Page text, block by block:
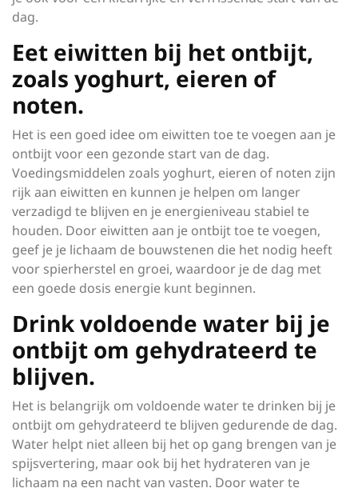
dag.
Eet eiwitten bij het ontbijt,
zoals yoghurt, eieren of
noten.
Het is een goed idee om eiwitten toe te voegen aan je
ontbijt voor een gezonde start van de dag.
Voedingsmiddelen zoals yoghurt, eieren of noten zijn
rijk aan eiwitten en kunnen je helpen om langer
verzadigd te blijven en je energieniveau stabiel te
houden. Door eiwitten aan je ontbijt toe te voegen,
geef je je lichaam de bouwstenen die het nodig heeft
voor spierherstel en groei, waardoor je de dag met
een goede dosis energie kunt beginnen.
Drink voldoende water bij je
ontbijt om gehydrateerd te
blijven.
Het is belangrijk om voldoende water te drinken bij je
ontbijt om gehydrateerd te blijven gedurende de dag.
Water helpt niet alleen bij het op gang brengen van je
spijsvertering, maar ook bij het hydrateren van je
lichaam na een nacht van vasten. Door water te